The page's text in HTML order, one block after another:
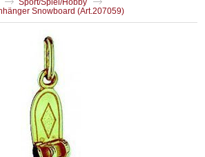
Snowboard (Art.207059)